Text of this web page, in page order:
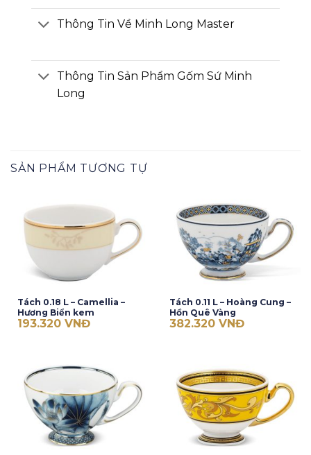
Thông Tin Về Minh Long Master
Thông Tin Sản Phẩm Gốm Sứ Minh
Long
SẢN PHẨM TƯƠNG TỰ
Tách 0.18 L – Camellia –
Hương Biển kem
193.320 VNĐ
Tách 0.11 L – Hoàng Cung –
Hồn Quê Vàng
382.320 VNĐ